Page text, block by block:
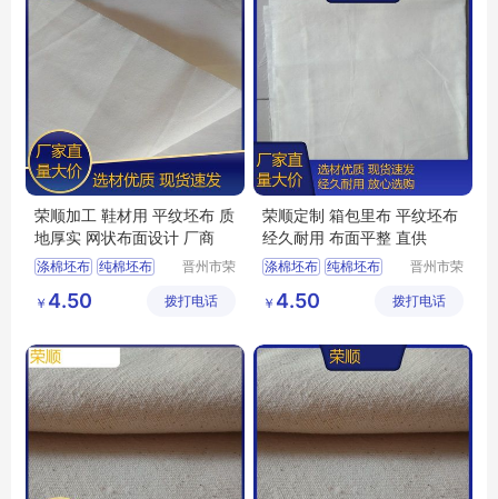
荣顺加工 鞋材用 平纹坯布 质
地厚实 网状布面设计 厂商
涤棉坯布 纯棉坯布
涤棉起绒布
平纹坯布
晋州市荣
限公司
￥ 4.50 拨打电话
荣顺定制 箱包里布 平纹坯布
经久耐用 布面平整 直供
涤棉坯布 纯棉坯布
涤棉起绒布
平纹坯布
晋州市荣
限公司
￥ 4.50 拨打电话